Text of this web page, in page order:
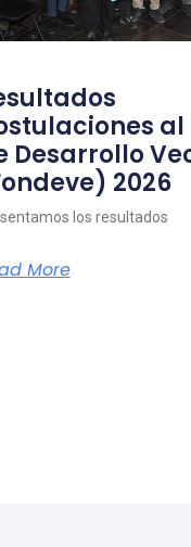
al
Desarrollo
2026
los resultados
More